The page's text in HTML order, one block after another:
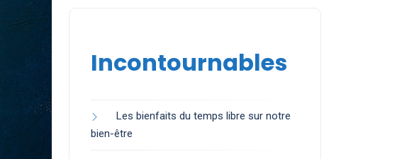
Incontournables
Les bienfaits du temps libre sur notre
bien-être